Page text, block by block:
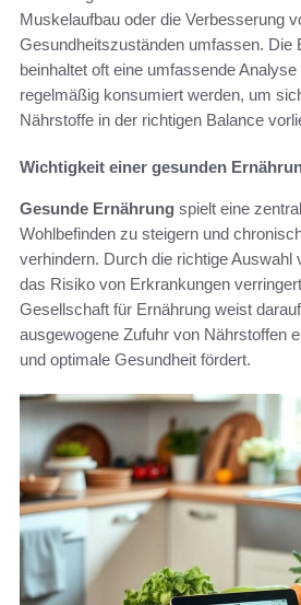
Muskelaufbau oder die Verbesserung
Gesundheitszuständen umfassen. Die
beinhaltet oft eine umfassende
regelmäßig konsumiert werden, um
Nährstoffe in der richtigen Balance
Wichtigkeit einer gesunden
Gesunde Ernährung spielt eine
Wohlbefinden zu steigern und
verhindern. Durch die richtige Auswahl
das Risiko von Erkrankungen
Gesellschaft für Ernährung weist
ausgewogene Zufuhr von Nährstoffen
und optimale Gesundheit fördert.